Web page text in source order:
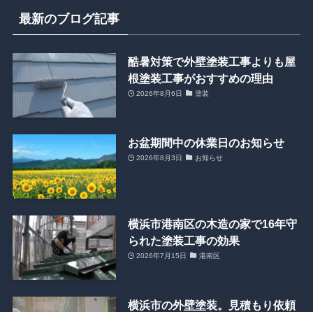
最新のブログ記事
酷暑対策で外壁塗装工事よりも屋
根塗装工事がおすすめの理由
2026年8月6日 塗装
お盆期間中の休業日のお知らせ
2026年8月3日 お知らせ
横浜市港南区の木造の家で16年守
られた塗装工事の効果
2026年7月15日 港南区
横浜市の外壁塗装。見積もり依頼